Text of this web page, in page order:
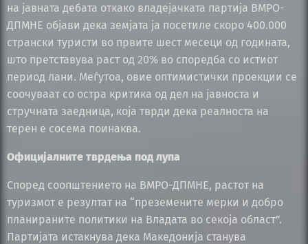
на јавната дебата откако владејачката партија ВМРО-
ДПМНЕ објави дека земјата ја посетиле скоро 400.000
странски туристи во првите шест месеци од годината,
што претставува раст од 20% во споредба со истиот
период лани. Меѓутоа, овие оптимистички проекции се
соочуваат со остра критика од дел на јавноста и
стручната заедница, која тврди дека реалноста на
терен е сосема поинаква.
Официјалните тврдења под лупа
Според соопштението на ВМРО-ДПМНЕ, растот на
туризмот е резултат на “преземените мерки и добро
планираните политики на Владата во секоја област”.
Партијата истакнува дека Македонија станува